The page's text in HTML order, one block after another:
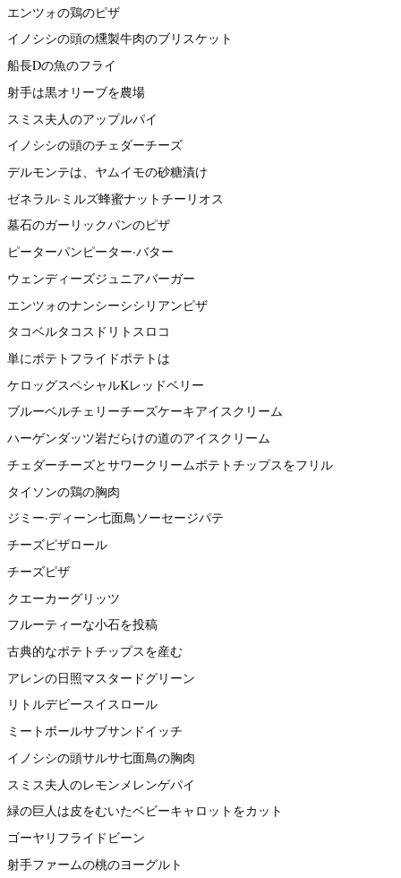
エンツォの鶏のピザ
イノシシの頭の燻製牛肉のブリスケット
船長Dの魚のフライ
射手は黒オリーブを農場
スミス夫人のアップルパイ
イノシシの頭のチェダーチーズ
デルモンテは、ヤムイモの砂糖漬け
ゼネラル·ミルズ蜂蜜ナットチーリオス
墓石のガーリックパンのピザ
ピーターパンピーター·バター
ウェンディーズジュニアバーガー
エンツォのナンシーシシリアンピザ
タコベルタコスドリトスロコ
単にポテトフライドポテトは
ケロッグスペシャルKレッドベリー
ブルーベルチェリーチーズケーキアイスクリーム
ハーゲンダッツ岩だらけの道のアイスクリーム
チェダーチーズとサワークリームポテトチップスをフリル
タイソンの鶏の胸肉
ジミー·ディーン七面鳥ソーセージパテ
チーズピザロール
チーズピザ
クエーカーグリッツ
フルーティーな小石を投稿
古典的なポテトチップスを産む
アレンの日照マスタードグリーン
リトルデビースイスロール
ミートボールサブサンドイッチ
イノシシの頭サルサ七面鳥の胸肉
スミス夫人のレモンメレンゲパイ
緑の巨人は皮をむいたベビーキャロットをカット
ゴーヤリフライドビーン
射手ファームの桃のヨーグルト